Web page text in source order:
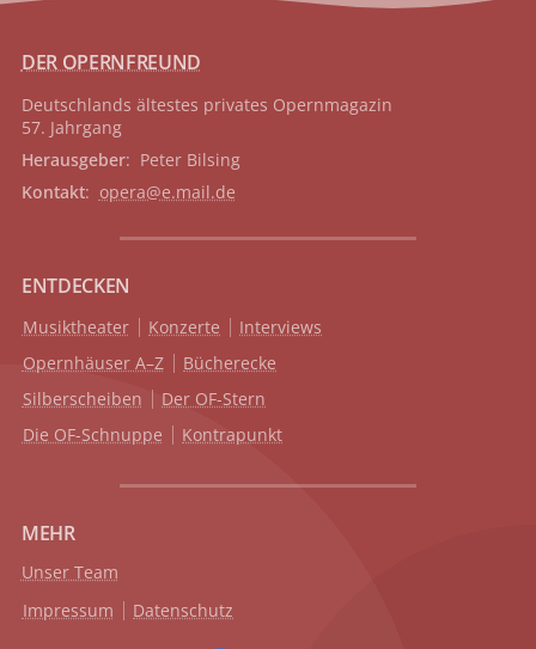
DER OPERNFREUND
Deutschlands ältestes privates Opernmagazin
57. Jahrgang
Herausgeber: Peter Bilsing
Kontakt: opera@e.mail.de
ENTDECKEN
Musiktheater Konzerte
Interviews
Opernhäuser A–Z
Bücherecke
Silberscheiben
Der OF-Stern
Die OF-Schnuppe
Kontrapunkt
MEHR
Unser Team
Impressum
Datenschutz